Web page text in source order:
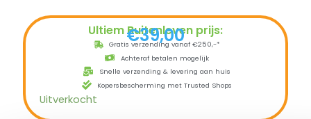
Ultiem Buitenleven prijs:
€39,00
Gratis verzending vanaf €250,-*
Achteraf betalen mogelijk
Snelle verzending & levering aan huis
Kopersbescherming met Trusted Shops
Uitverkocht